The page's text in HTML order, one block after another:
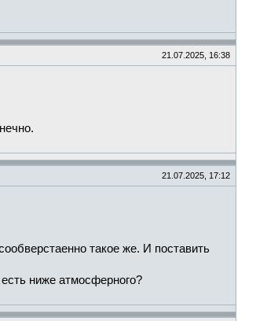
21.07.2025, 16:38
21.07.2025, 17:12
такое же. И поставить
ниже атмосферного?